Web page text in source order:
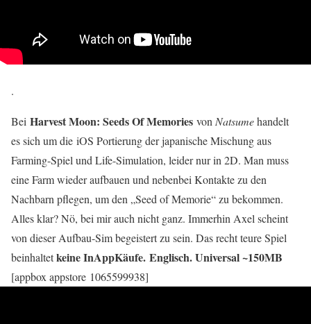
.
Bei Harvest Moon: Seeds Of Memories vonNatsumehandelt
es sich um die iOS Portierung der japanische Mischung aus
Farming-Spiel und Life-Simulation, leider nur in 2D. Man muss
eine Farm wieder aufbauen und nebenbei Kontakte zu den
Nachbarn pflegen, um den „Seed of Memorie“ zu bekommen.
Alles klar? Nö, bei mir auch nicht ganz. Immerhin Axel scheint
von dieser Aufbau-Sim begeistert zu sein. Das recht teure Spiel
beinhaltetkeine InAppKäufe. Englisch. Universal ~150MB
[appbox appstore 1065599938]